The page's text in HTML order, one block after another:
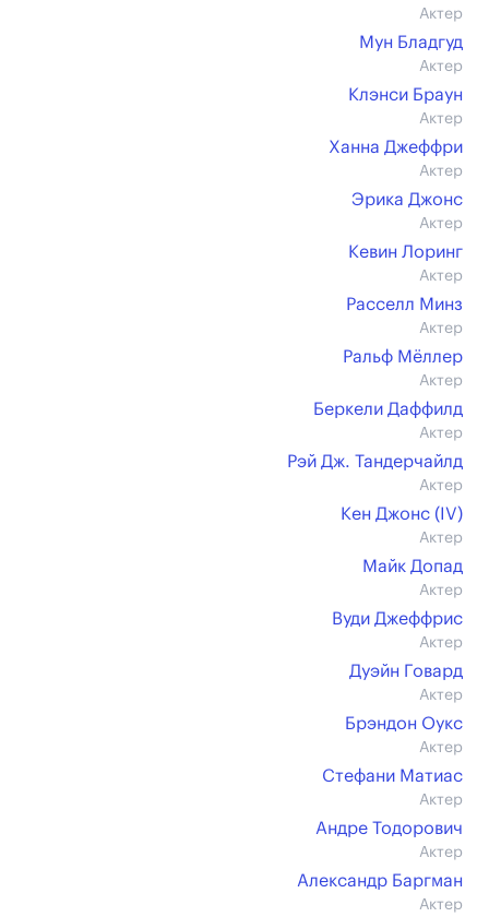
Актер
Мун Бладгуд
Актер
Клэнси Браун
Актер
Ханна Джеффри
Актер
Эрика Джонс
Актер
Кевин Лоринг
Актер
Расселл Минз
Актер
Ральф Мёллер
Актер
Беркели Даффилд
Актер
Рэй Дж. Тандерчайлд
Актер
Кен Джонс (IV)
Актер
Майк Допад
Актер
Вуди Джеффрис
Актер
Дуэйн Говард
Актер
Брэндон Оукс
Актер
Стефани Матиас
Актер
Андре Тодорович
Актер
Александр Баргман
Актер